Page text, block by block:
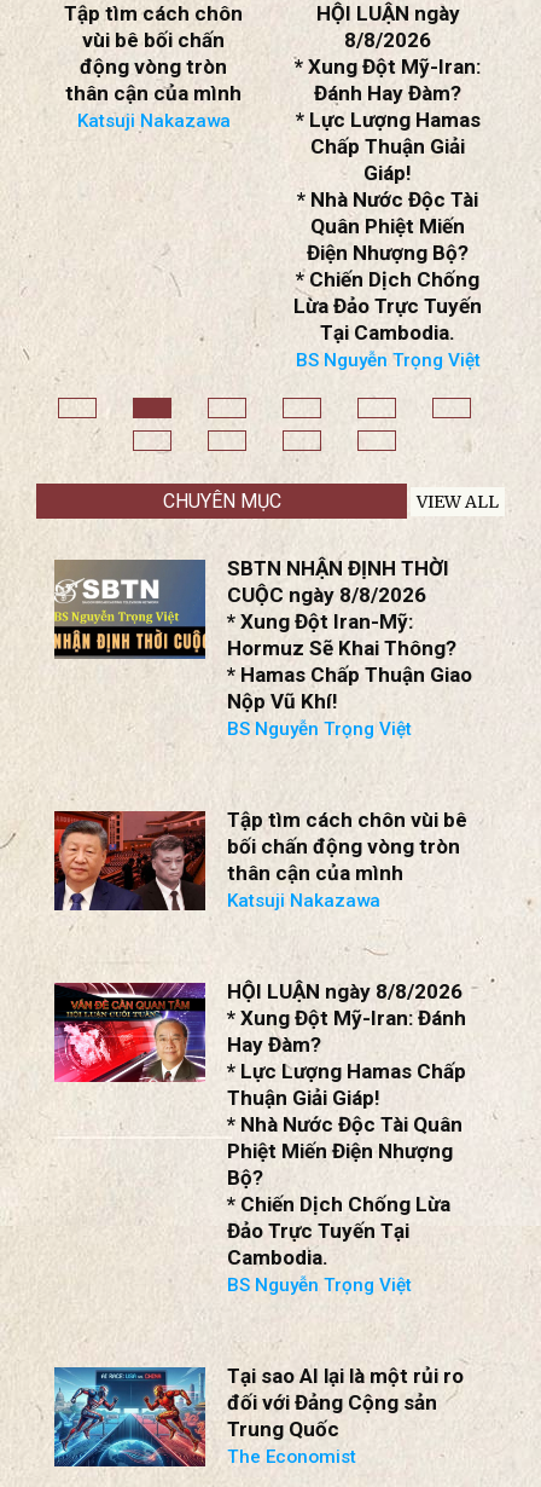
HỘI LUẬN ngày
8/8/2026
* Xung Đột Mỹ-Iran:
Đánh Hay Đàm?
* Lực Lượng Hamas
Chấp Thuận Giải
Giáp!
* Nhà Nước Độc Tài
Quân Phiệt Miến
Điện Nhượng Bộ?
* Chiến Dịch Chống
Lừa Đảo Trực Tuyến
Tại Cambodia.
BS Nguyễn Trọng Việt
Tại sao AI lại là một
rủi ro đối với Đảng
Cộng sản Trung
Quốc
The Economist
CHUYÊN MỤC VIEW ALL
SBTN NHẬN ĐỊNH THỜI
CUỘC ngày 8/8/2026
* Xung Đột Iran-Mỹ:
Hormuz Sẽ Khai Thông?
* Hamas Chấp Thuận Giao
Nộp Vũ Khí!
BS Nguyễn Trọng Việt
Tập tìm cách chôn vùi bê
bối chấn động vòng tròn
thân cận của mình
Katsuji Nakazawa
HỘI LUẬN ngày 8/8/2026
* Xung Đột Mỹ-Iran: Đánh
Hay Đàm?
* Lực Lượng Hamas Chấp
Thuận Giải Giáp!
* Nhà Nước Độc Tài Quân
Phiệt Miến Điện Nhượng
Bộ?
* Chiến Dịch Chống Lừa
Đảo Trực Tuyến Tại
Cambodia.
BS Nguyễn Trọng Việt
Tại sao AI lại là một rủi ro
đối với Đảng Cộng sản
Trung Quốc
The Economist